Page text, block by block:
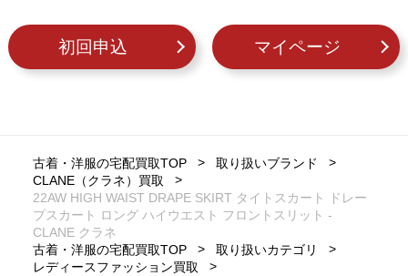
初回申込 マイページ
古着・洋服の宅配買取TOP
取り扱いブランド
CLANE（クラネ）買取
22AW HIGH WAIST DRAPE SKIRT タイトスカート ドレー
プスカート ロング ハイウエスト フロントスリット -
CLANE クラネ
古着・洋服の宅配買取TOP
取り扱いカテゴリ
レディースファッション買取